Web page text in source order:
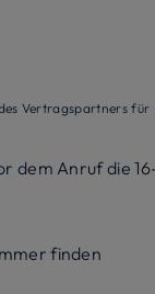
Vertragspartners für
dem Anruf die
finden